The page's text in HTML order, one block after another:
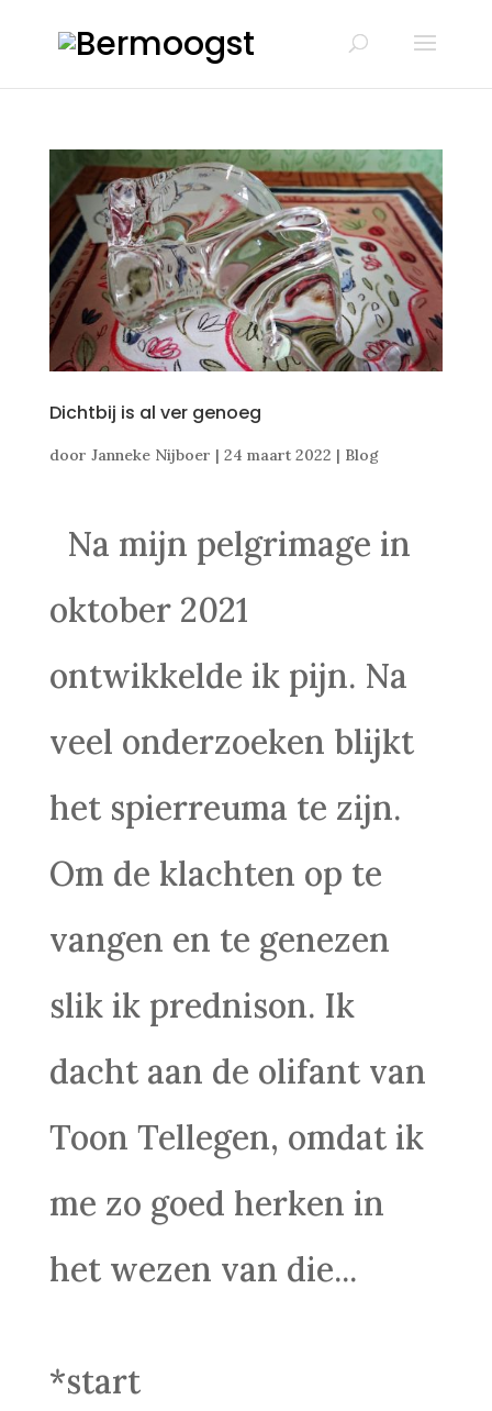
Dichtbij is al ver genoeg
door Janneke Nijboer | 24 maart 2022 | Blog
Na mijn pelgrimage in
oktober 2021
ontwikkelde ik pijn. Na
veel onderzoeken blijkt
het spierreuma te zijn.
Om de klachten op te
vangen en te genezen
slik ik prednison. Ik
dacht aan de olifant van
Toon Tellegen, omdat ik
me zo goed herken in
het wezen van die...
*start